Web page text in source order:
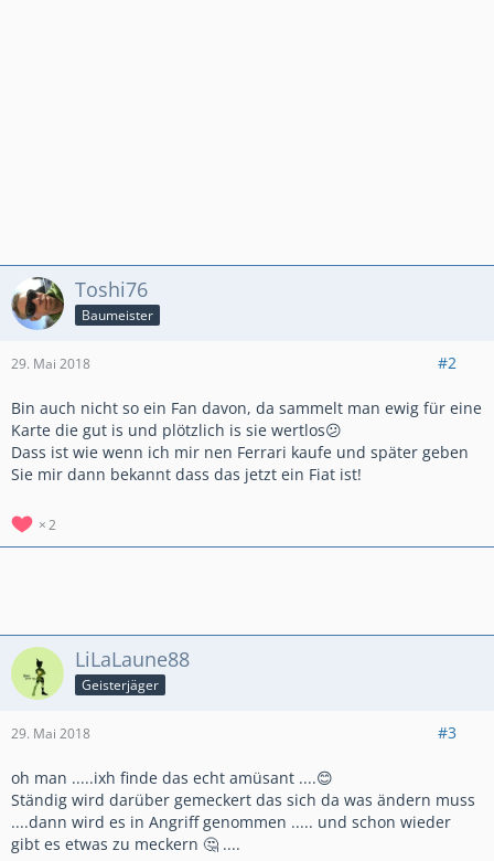
Toshi76
Baumeister
29. Mai 2018 #2
Bin auch nicht so ein Fan davon, da sammelt man ewig für eine
Karte die gut is und plötzlich is sie wertlos😕
Dass ist wie wenn ich mir nen Ferrari kaufe und später geben
Sie mir dann bekannt dass das jetzt ein Fiat ist!
2
LiLaLaune88
Geisterjäger
29. Mai 2018 #3
oh man .....ixh finde das echt amüsant ....😊
Ständig wird darüber gemeckert das sich da was ändern muss
....dann wird es in Angriff genommen ..... und schon wieder
gibt es etwas zu meckern 🤔 ....